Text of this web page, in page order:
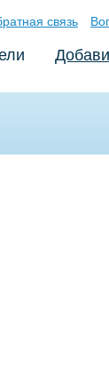
связь